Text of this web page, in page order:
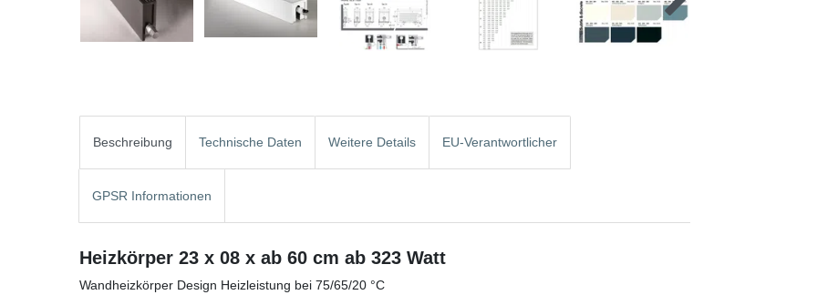
Beschreibung Technische Daten Weitere Details EU-Verantwortlicher
GPSR Informationen
Heizkörper 23 x 08 x ab 60 cm ab 323 Watt
Wandheizkörper Design Heizleistung bei 75/65/20 °C